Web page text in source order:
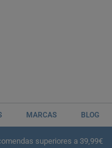
MARCAS BLOG
superiores a 39,99€